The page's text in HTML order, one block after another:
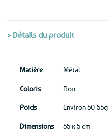
> Détails du produit
Matière Métal
Coloris Noir
Poids Environ 50-55g
Dimensions 55 x 5 cm